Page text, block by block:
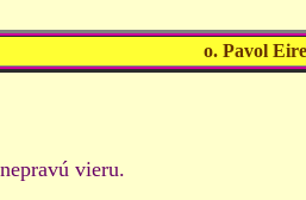
o. Pavol
vieru.